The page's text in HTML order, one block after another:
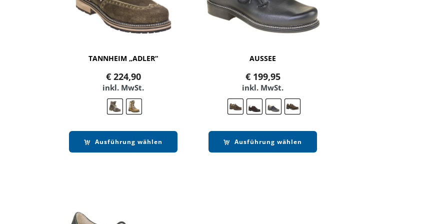
TANNHEIM „ADLER“
€224,90
inkl. MwSt.
Ausführung wählen
AUSSEE
€199,95
inkl. MwSt.
Ausführung wählen